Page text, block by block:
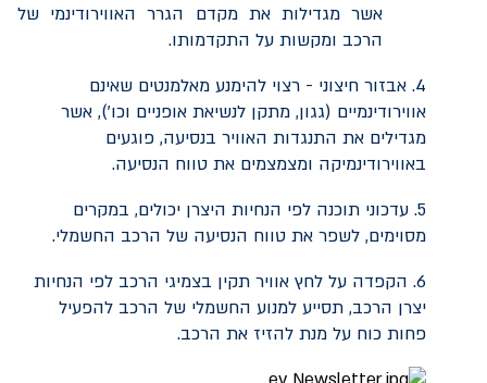
אשר מגדילות את מקדם הגרר האווירודינמי של
הרכב ומקשות על התקדמותו.
4. אבזור חיצוני - רצוי להימנע מאלמנטים שאינם
אווירודינמיים (גגון, מתקן לנשיאת אופניים וכו'), אשר
מגדילים את התנגדות האוויר בנסיעה, פוגעים
באווירודינמיקה ומצמצמים את טווח הנסיעה.
5. עדכוני תוכנה לפי הנחיות היצרן יכולים, במקרים
מסוימים, לשפר את טווח הנסיעה של הרכב החשמלי.
6. הקפדה על לחץ אוויר תקין בצמיגי הרכב לפי הנחיות
יצרן הרכב, תסייע למנוע החשמלי של הרכב להפעיל
פחות כוח על מנת להזיז את הרכב.